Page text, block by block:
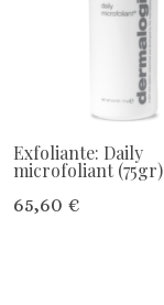
Exfoliante: Daily
microfoliant (75gr)
65,60 €